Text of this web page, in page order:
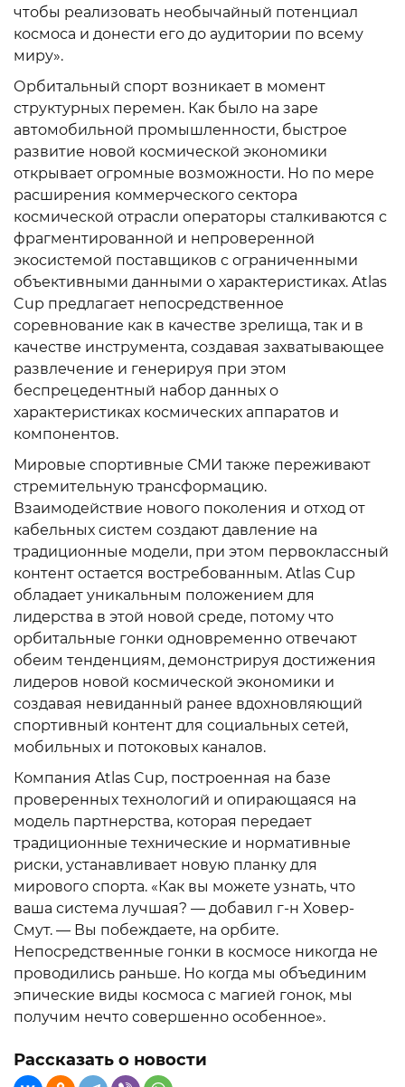
чтобы реализовать необычайный потенциал
космоса и донести его до аудитории по всему
миру».
Орбитальный спорт возникает в момент
структурных перемен. Как было на заре
автомобильной промышленности, быстрое
развитие новой космической экономики
открывает огромные возможности. Но по мере
расширения коммерческого сектора
космической отрасли операторы сталкиваются с
фрагментированной и непроверенной
экосистемой поставщиков с ограниченными
объективными данными о характеристиках. Atlas
Cup предлагает непосредственное
соревнование как в качестве зрелища, так и в
качестве инструмента, создавая захватывающее
развлечение и генерируя при этом
беспрецедентный набор данных о
характеристиках космических аппаратов и
компонентов.
Мировые спортивные СМИ также переживают
стремительную трансформацию.
Взаимодействие нового поколения и отход от
кабельных систем создают давление на
традиционные модели, при этом первоклассный
контент остается востребованным. Atlas Cup
обладает уникальным положением для
лидерства в этой новой среде, потому что
орбитальные гонки одновременно отвечают
обеим тенденциям, демонстрируя достижения
лидеров новой космической экономики и
создавая невиданный ранее вдохновляющий
спортивный контент для социальных сетей,
мобильных и потоковых каналов.
Компания Atlas Cup, построенная на базе
проверенных технологий и опирающаяся на
модель партнерства, которая передает
традиционные технические и нормативные
риски, устанавливает новую планку для
мирового спорта. «Как вы можете узнать, что
ваша система лучшая? — добавил г-н Ховер-
Смут. — Вы побеждаете, на орбите.
Непосредственные гонки в космосе никогда не
проводились раньше. Но когда мы объединим
эпические виды космоса с магией гонок, мы
получим нечто совершенно особенное».
Рассказать о новости